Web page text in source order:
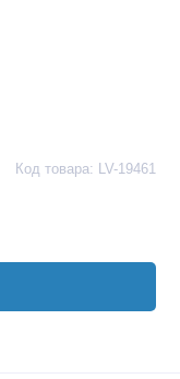
Код товара: LV-19461